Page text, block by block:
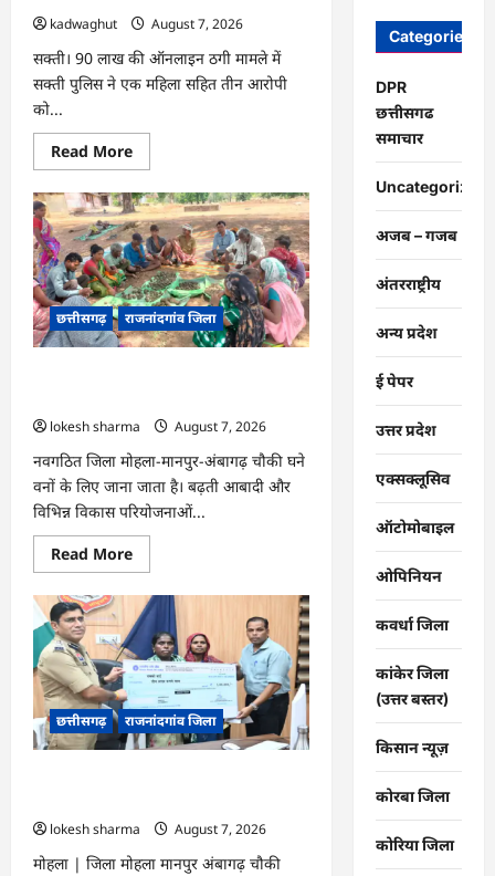
मानसिक
क्रूरता
माना
kadwaghut
August 7, 2026
सक्ती। 90 लाख की ऑनलाइन ठगी मामले में
सक्ती पुलिस ने एक महिला सहित तीन आरोपी
को...
Read MoreRead
more
CG
:
90
लाख
की
ठगी,
महिला
सहित
तीन
आरोपी
को
छत्तीसगढ़ राजनांदगांव जिला
lokesh sharma
August 7, 2026
नवगठित जिला मोहला-मानपुर-अंबागढ़ चौकी घने
वनों के लिए जाना जाता है। बढ़ती आबादी और
विभिन्न विकास परियोजनाओं...
Read MoreRead
more
मोहला
चार
एकड़
बंजर
वन
पर
किया
सीड
बॉल
छत्तीसगढ़ राजनांदगांव जिला
lokesh sharma
August 7, 2026
मोहला | जिला मोहला मानपुर अंबागढ़ चौकी
Categories
DPR
छत्तीसगढ
समाचार
Uncategorized
अजब – गजब
अंतरराष्ट्रीय
अन्य प्रदेश
ई पेपर
उत्तर प्रदेश
एक्सक्लूसिव
ऑटोमोबाइल
ओपिनियन
कवर्धा जिला
कांकेर जिला
(उत्तर बस्तर)
किसान न्यूज़
कोरबा जिला
कोरिया जिला